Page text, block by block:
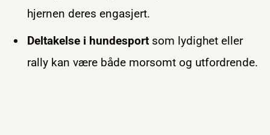
hjernen deres engasjert.
Deltakelse i hundesport som lydighet eller
rally kan være både morsomt og utfordrende.